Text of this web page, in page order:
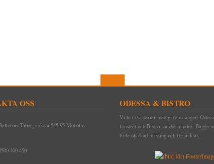
OSS
Tibergs skola 545 95 Moholm
400 450
ODESSA & BISTRO
Vi har två serier med gardinstänger:
fönstret och Bistro för det mindre. Bägge
både olackad mässing och förnicklat.